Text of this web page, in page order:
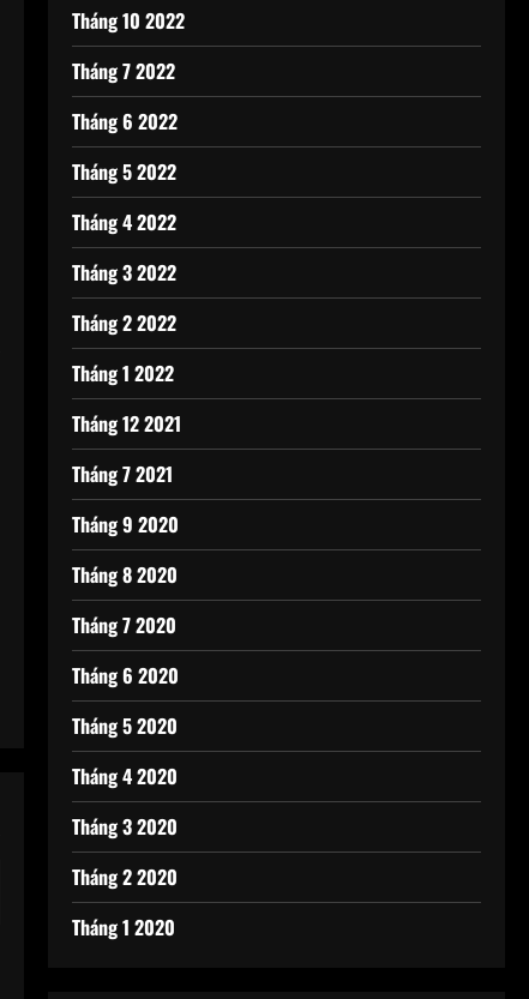
Tháng 10 2022
Tháng 7 2022
Tháng 6 2022
Tháng 5 2022
Tháng 4 2022
Tháng 3 2022
Tháng 2 2022
Tháng 1 2022
Tháng 12 2021
Tháng 7 2021
Tháng 9 2020
Tháng 8 2020
Tháng 7 2020
Tháng 6 2020
Tháng 5 2020
Tháng 4 2020
Tháng 3 2020
Tháng 2 2020
Tháng 1 2020